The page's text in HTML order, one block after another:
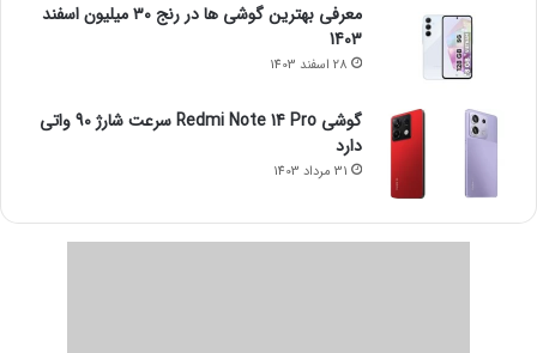
معرفی بهترین گوشی ها در رنج ۳۰ میلیون اسفند
1403
28 اسفند 1403
گوشی Redmi Note 14 Pro سرعت شارژ 90 واتی
دارد
31 مرداد 1403